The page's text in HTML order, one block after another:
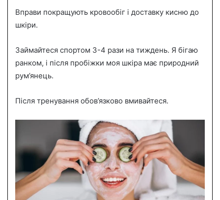
Вправи покращують кровообіг і доставку кисню до
шкіри.
Займайтеся спортом 3-4 рази на тиждень. Я бігаю
ранком, і після пробіжки моя шкіра має природний
рум’янець.
Після тренування обов’язково вмивайтеся.